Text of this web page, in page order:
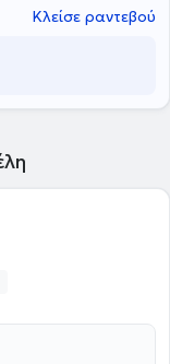
με μεγάλες
το Ιατρικό
το Doctor's Hospital
Κλείσε ραντεβού